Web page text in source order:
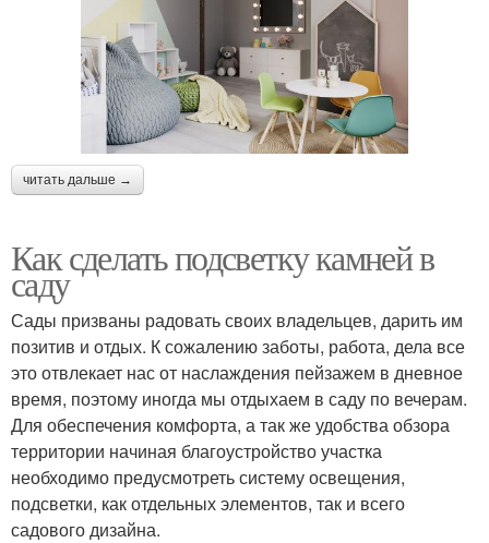
читать дальше →
Как сделать подсветку камней в
саду
Сады призваны радовать своих владельцев, дарить им
позитив и отдых. К сожалению заботы, работа, дела все
это отвлекает нас от наслаждения пейзажем в дневное
время, поэтому иногда мы отдыхаем в саду по вечерам.
Для обеспечения комфорта, а так же удобства обзора
территории начиная благоустройство участка
необходимо предусмотреть систему освещения,
подсветки, как отдельных элементов, так и всего
садового дизайна.